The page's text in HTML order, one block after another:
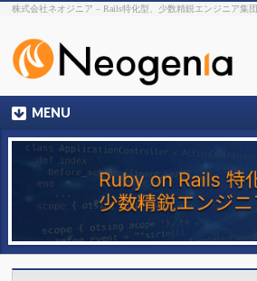
株式会社ネオジニア – Rails特化型、少数精鋭エンジニア集団
MENU